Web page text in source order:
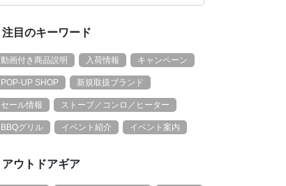
注目のキーワード
動画付き商品説明 入荷情報 キャンペーン
POP-UP SHOP 新規取扱ブランド
セール情報 ストーブ／コンロ／ヒーター
BBQグリル イベント紹介 イベント案内
アウトドアギア